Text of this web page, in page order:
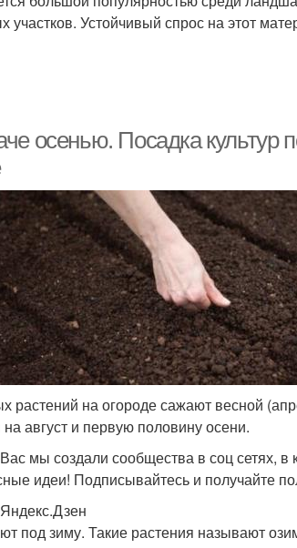
участков. Устойчивый спрос на этот
осенью. Посадка культур
растений на огороде сажают весной
август и первую половину осени.
мы создали сообщества в соц сетях, в
идеи! Подписывайтесь и получайте
под зиму. Такие растения называют